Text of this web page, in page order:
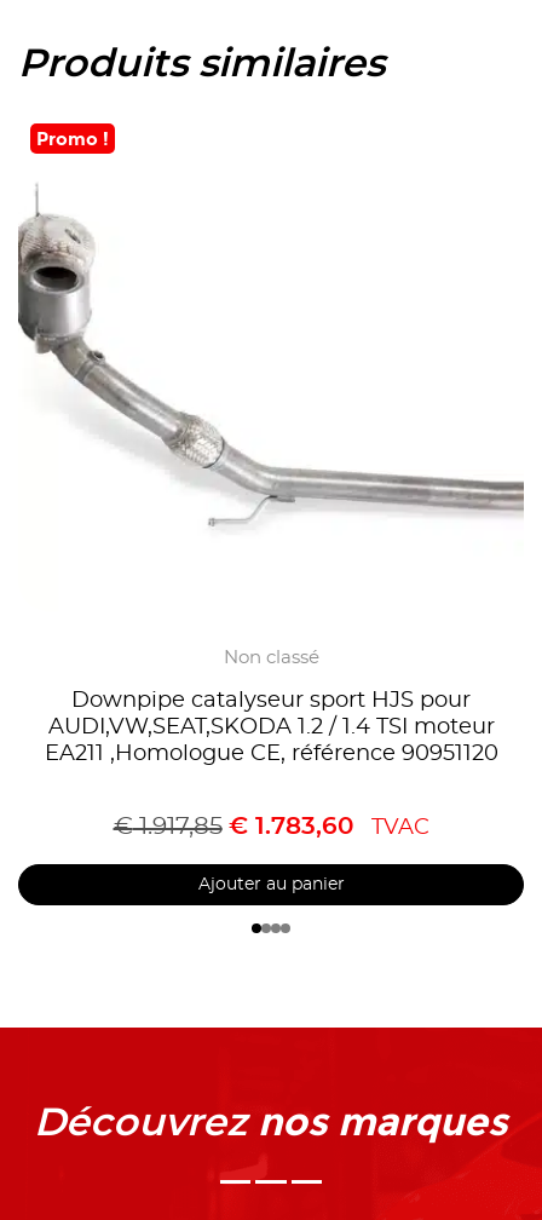
Produits similaires
Promo !
Non classé
Downpipe catalyseur sport HJS pour
AUDI,VW,SEAT,SKODA 1.2 / 1.4 TSI moteur
EA211 ,Homologue CE, référence 90951120
€1.917,85 €1.783,60 TVAC
Ajouter au panier
Découvrez nos marques